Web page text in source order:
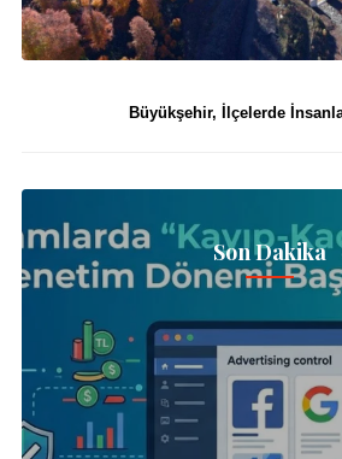
Büyükşehir, İlçelerde
Son Dakika